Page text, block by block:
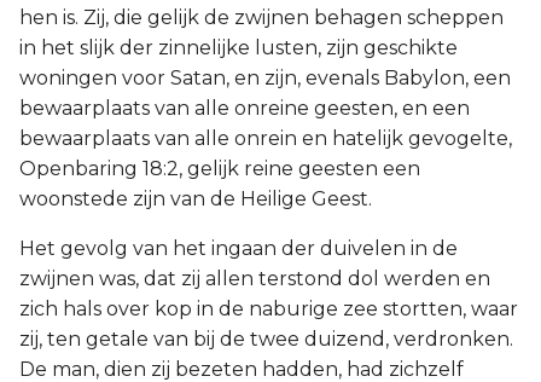
hen is. Zij, die gelijk de zwijnen behagen scheppen
in het slijk der zinnelijke lusten, zijn geschikte
woningen voor Satan, en zijn, evenals Babylon, een
bewaarplaats van alle onreine geesten, en een
bewaarplaats van alle onrein en hatelijk gevogelte,
Openbaring 18:2, gelijk reine geesten een
woonstede zijn van de Heilige Geest.
Het gevolg van het ingaan der duivelen in de
zwijnen was, dat zij allen terstond dol werden en
zich hals over kop in de naburige zee stortten, waar
zij, ten getale van bij de twee duizend, verdronken.
De man, dien zij bezeten hadden, had zichzelf